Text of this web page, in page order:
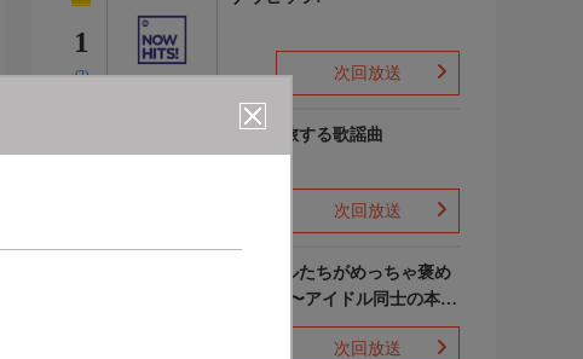
1
(2) 次回放送
列車で旅する歌謡曲
次回放送
ライバルたちがめっちゃ褒め
てくる!〜アイドル同士の本音
レビューSP〜
次回放送